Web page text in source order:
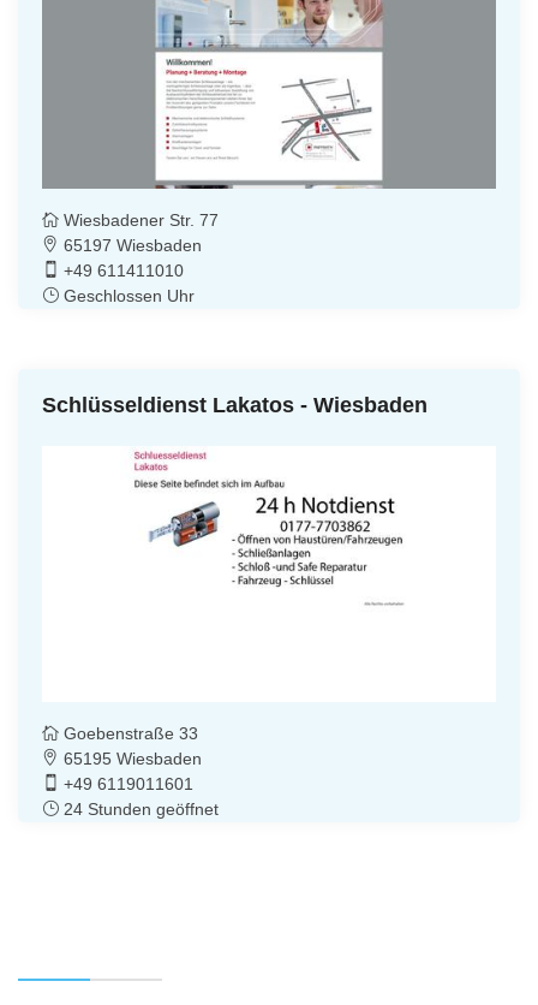
Wiesbadener Str. 77
65197 Wiesbaden
+49 611411010
Geschlossen Uhr
Schlüsseldienst Lakatos - Wiesbaden
Goebenstraße 33
65195 Wiesbaden
+49 6119011601
24 Stunden geöffnet